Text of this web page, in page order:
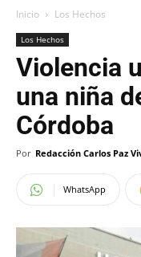
Inicio Los Hechos
Los Hechos
Violencia
una niña
Córdoba
Por Redacción Carlos Paz
WhatsApp